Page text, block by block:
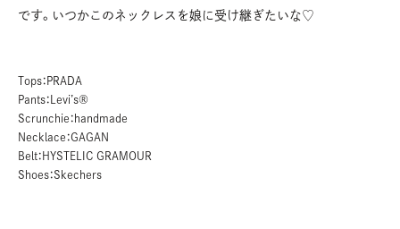
です。いつかこのネックレスを娘に受け継ぎたいな♡
Tops：PRADA
Pants：Levi’s®
Scrunchie：handmade
Necklace：GAGAN
Belt：HYSTELIC GRAMOUR
Shoes：Skechers